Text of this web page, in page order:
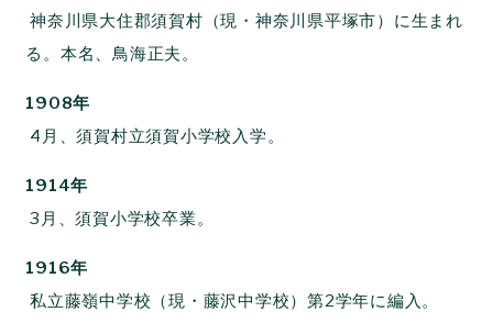
神奈川県大住郡須賀村（現・神奈川県平塚市）に生まれ
る。本名、鳥海正夫。
1908年
4月、須賀村立須賀小学校入学。
1914年
3月、須賀小学校卒業。
1916年
私立藤嶺中学校（現・藤沢中学校）第2学年に編入。